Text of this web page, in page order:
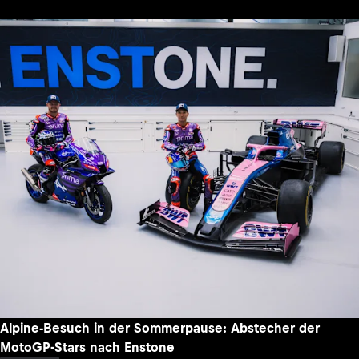
Alpine-Besuch in der Sommerpause: Abstecher der
MotoGP-Stars nach Enstone